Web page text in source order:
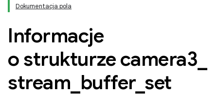
Dokumentacja pola
Informacje
o strukturze camera3
stream buffer_ set